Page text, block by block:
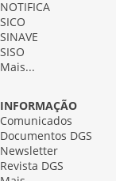
NOTIFICA
SICO
SINAVE
SISO
Mais...
INFORMAÇÃO
Comunicados
Documentos DGS
Newsletter
Revista DGS